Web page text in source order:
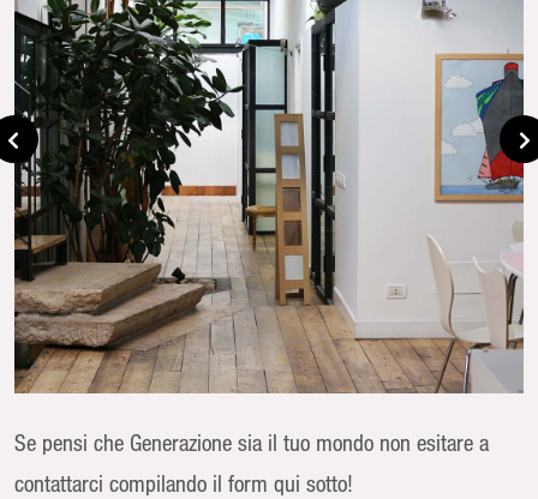
Se pensi che Generazione sia il tuo mondo non esitare a
contattarci compilando il form qui sotto!